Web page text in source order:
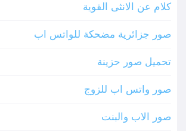
كلام عن الانثى القوية
صور جزائرية مضحكة للواتس اب
تحميل صور حزينة
صور واتس اب للزوج
صور الاب والبنت